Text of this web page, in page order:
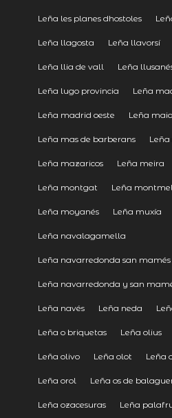
Leña les planes dhostoles
Leña llagosta Leña llavorsí
Leña llia de vall Leña
Leña lugo provincia Leña
Leña madrid oeste Leña
Leña mas de barberans
Leña mazaricos Leña meira
Leña montgat Leña
Leña moyanés Leña muxía
Leña navalagamella
Leña navarredonda san mamés
Leña navarredonda y san
Leña navés Leña neda
Leña o briquetas Leña olius
Leña olivo Leña olot Leña
Leña orol Leña os de
Leña ozacesuras Leña